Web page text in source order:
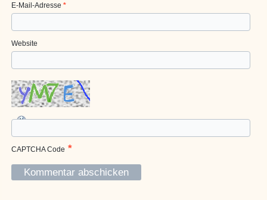
E-Mail-Adresse*
Website
CAPTCHA Code *